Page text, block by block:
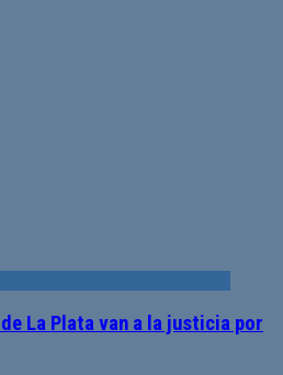
La Plata van a la justicia por